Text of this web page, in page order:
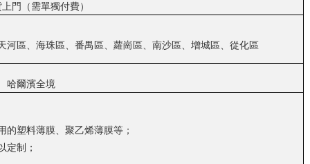
門（需單獨付費）
河區、海珠區、番禺區、蘿崗區、南沙區、增城區、從化區
哈爾濱全境
塑料薄膜、聚乙烯薄膜等；
定制；